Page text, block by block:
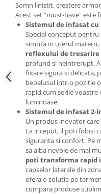
Somn linistit, crestere
Acest set "must-have" este
Sistemul de infasat
Special conceput
simtita in uterul matern,
reflexului de tresarire
profund si neintrerupt.
fixare sigura si delicata,
bebelusul intr-o pozitie
rapid cum serile
luminoase.
Sistemul de infasat 2-
Un produs inovator
La inceput, il poti folosi
siguranta si confort. Pe
sa aiba nevoie de mai
poti transforma rapid
capselor laterale din
ofera o solutie pe
cumpara produse